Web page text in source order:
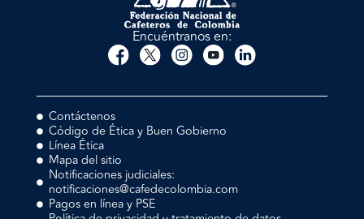
Encuéntranos en:
Contáctenos
Código de Ética y Buen Gobierno
Línea Ética
Mapa del sitio
Notificaciones judiciales:
notificaciones@cafedecolombia.com
Pagos en línea y PSE